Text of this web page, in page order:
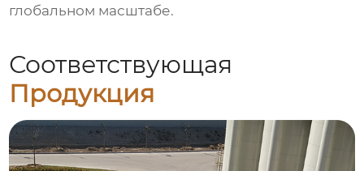
глобальном масштабе.
Соответствующая
Продукция